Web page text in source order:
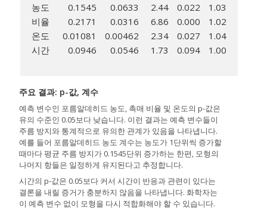
농도
0.1545 0.0633 2.44 0.022
1.03
비율
0.2171 0.0316 6.86 0.000
1.02
온도
0.01081 0.00462 2.34 0.027
1.04
시간
0.0946 0.0546 1.73 0.094 1.00
주요 결과: p-값, 계수
예측 변수인 포름알데히드 농도, 촉매 비율 및 온도의 p-값은
유의 수준인 0.05보다 낮습니다. 이런 결과는 예측 변수들이
주름 방지와 통계적으로 유의한 관계가 있음을 나타냅니다.
예를 들어 포름알데히드 농도 계수는 농도가 1단위씩 증가할
때마다 평균 주름 방지가 0.1545단위 증가하는 한편, 모형의
나머지 항들은 일정하게 유지된다고 추정합니다.
시간의 p-값은 0.05보다 커서 시간이 반응과 관련이 있다는
결론을 내릴 증거가 충분하지 않음을 나타냅니다. 화학자는
이 예측 변수 없이 모형을 다시 적합화해야 할 수 있습니다.